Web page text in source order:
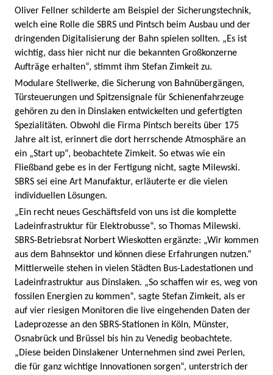
Oliver Fellner schilderte am Beispiel der Sicherungstechnik,
welch eine Rolle die SBRS und Pintsch beim Ausbau und der
dringenden Digitalisierung der Bahn spielen sollten. „Es ist
wichtig, dass hier nicht nur die bekannten Großkonzerne
Aufträge erhalten“, stimmt ihm Stefan Zimkeit zu.
Modulare Stellwerke, die Sicherung von Bahnübergängen,
Türsteuerungen und Spitzensignale für Schienenfahrzeuge
gehören zu den in Dinslaken entwickelten und gefertigten
Spezialitäten. Obwohl die Firma Pintsch bereits über 175
Jahre alt ist, erinnert die dort herrschende Atmosphäre an
ein „Start up“, beobachtete Zimkeit. So etwas wie ein
Fließband gebe es in der Fertigung nicht, sagte Milewski.
SBRS sei eine Art Manufaktur, erläuterte er die vielen
individuellen Lösungen.
„Ein recht neues Geschäftsfeld von uns ist die komplette
Ladeinfrastruktur für Elektrobusse“, so Thomas Milewski.
SBRS-Betriebsrat Norbert Wieskotten ergänzte: „Wir kommen
aus dem Bahnsektor und können diese Erfahrungen nutzen.“
Mittlerweile stehen in vielen Städten Bus-Ladestationen und
Ladeinfrastruktur aus Dinslaken. „So schaffen wir es, weg von
fossilen Energien zu kommen“, sagte Stefan Zimkeit, als er
auf vier riesigen Monitoren die live eingehenden Daten der
Ladeprozesse an den SBRS-Stationen in Köln, Münster,
Osnabrück und Brüssel bis hin zu Venedig beobachtete.
„Diese beiden Dinslakener Unternehmen sind zwei Perlen,
die für ganz wichtige Innovationen sorgen“, unterstrich der